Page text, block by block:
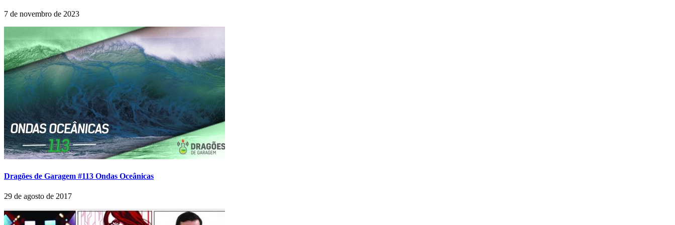
7 de novembro de 2023
Dragões de Garagem #113 Ondas Oceânicas
29 de agosto de 2017